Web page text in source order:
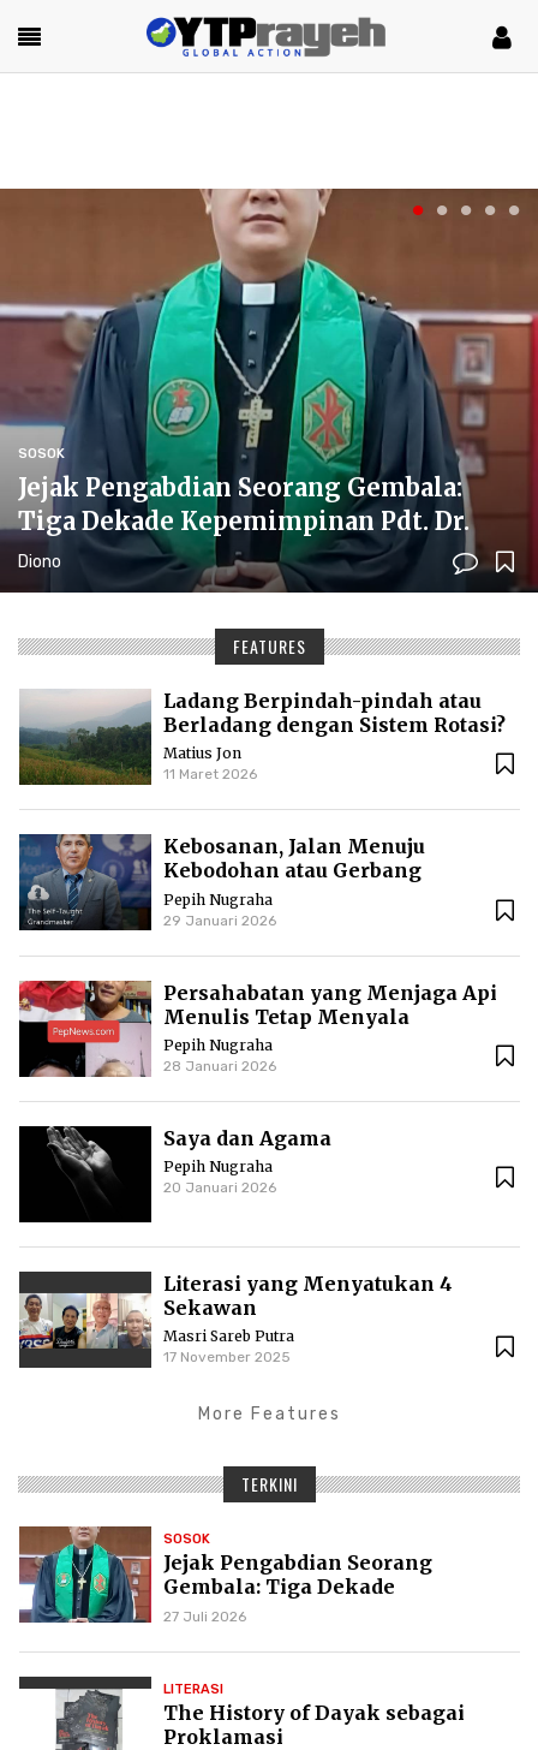
SOSOK
Jejak Pengabdian Seorang Gembala:
Tiga Dekade Kepemimpinan Pdt. Dr.
Yulius Daud di GKPI
Diono
FEATURES
Ladang Berpindah-pindah atau
Berladang dengan Sistem Rotasi?
Matius Jon
11 Maret 2026
Kebosanan, Jalan Menuju
Kebodohan atau Gerbang
Kedewasaan?
Pepih Nugraha
29 Januari 2026
Persahabatan yang Menjaga Api
Menulis Tetap Menyala
Pepih Nugraha
28 Januari 2026
Saya dan Agama
Pepih Nugraha
20 Januari 2026
Literasi yang Menyatukan 4
Sekawan
Masri Sareb Putra
17 November 2025
More Features
TERKINI
SOSOK
Jejak Pengabdian Seorang
Gembala: Tiga Dekade
Kepemimpinan Pdt. Dr. Yulius
27 Juli 2026
LITERASI
The History of Dayak sebagai
Proklamasi